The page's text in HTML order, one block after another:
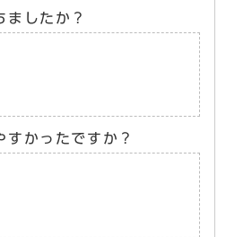
ましたか？
すかったですか？